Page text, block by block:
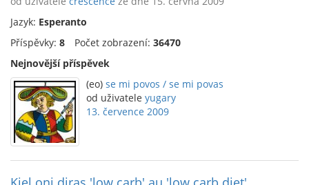
Jazyk: Esperanto
Příspěvky: 8 Počet zobrazení: 36470
Nejnovější příspěvek
(eo) se mi povos / se mi povas
od uživatele yugary
13. července 2009